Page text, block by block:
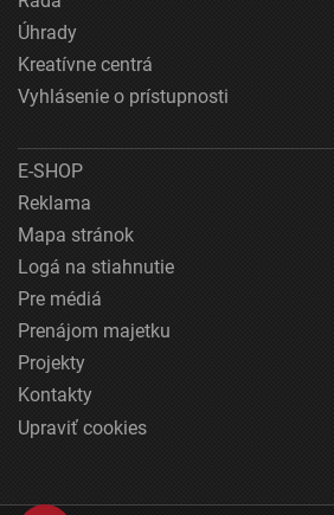
Úhrady
Kreatívne centrá
Vyhlásenie o prístupnosti
E-SHOP
Reklama
Mapa stránok
Logá na stiahnutie
Pre médiá
Prenájom majetku
Projekty
Kontakty
Upraviť cookies